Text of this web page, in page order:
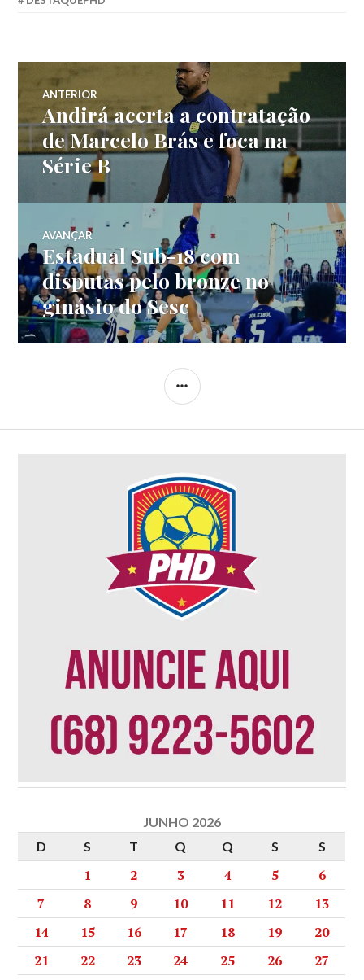
ANTERIOR
Andirá acerta a contratação
de Marcelo Brás e foca na
Série B
AVANÇAR
Estadual Sub-18 com
disputas pelo bronze no
ginásio do Sesc
JUNHO 2026
D
S T Q Q S S
1 2 3 4 5
6
7
8 9 10 11 12
13
14
15 16 17 18 19
20
21
22 23 24 25 26 27